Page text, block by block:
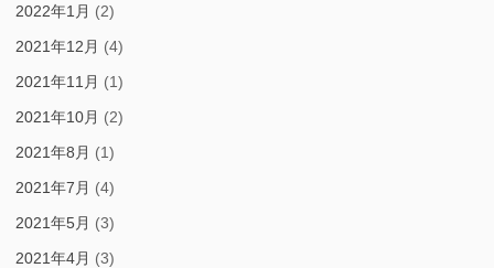
2022年1月 (2)
2021年12月 (4)
2021年11月 (1)
2021年10月 (2)
2021年8月 (1)
2021年7月 (4)
2021年5月 (3)
2021年4月 (3)